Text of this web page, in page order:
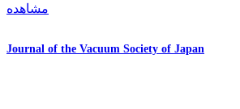
مشاهده
Journal of the Vacuum Society of Japan